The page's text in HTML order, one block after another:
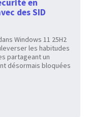
en
des SID
Windows 11 25H2
les habitudes
partageant un
désormais bloquées